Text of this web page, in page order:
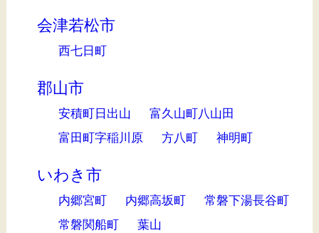
会津若松市
西七日町
郡山市
安積町日出山
富久山町八山田
富田町字稲川原
方八町 神明町
いわき市
内郷宮町 内郷高坂町
常磐下湯長谷町
常磐関船町
葉山